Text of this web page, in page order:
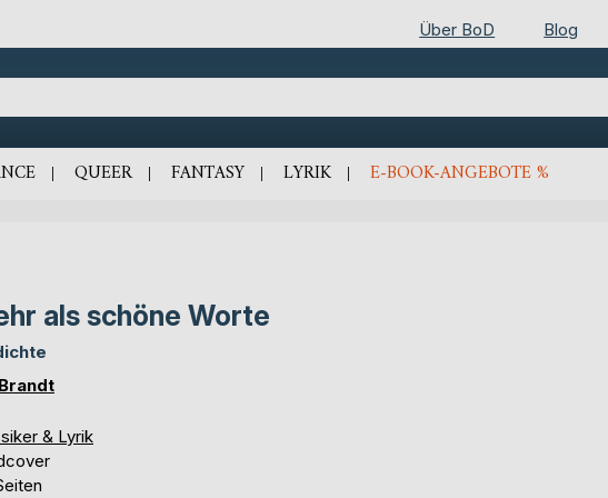
Über BoD Blog
QUEER FANTASY LYRIK E-BOOK-ANGEBOTE %
als schöne Worte
& Lyrik